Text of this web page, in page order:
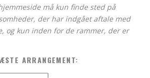
må kun finde sted på
der har indgået aftale med
og kun inden for de rammer, der er
ARRANGEMENT: